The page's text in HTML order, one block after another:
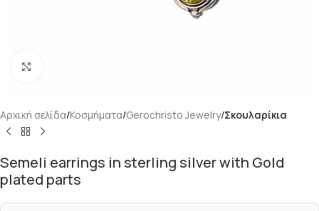
Αρχική σελίδα Κοσμήματα Gerochristo Jewelry Σκουλαρίκια
Semeli earrings in sterling silver with Gold
plated parts